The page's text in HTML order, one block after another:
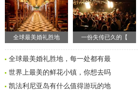
全球最美婚礼胜地 一份失传已久的【
全球最美婚礼胜地，每一处都有最
世界上最美的鲜花小镇，你想去吗
凯法利尼亚岛有什么值得游玩的地